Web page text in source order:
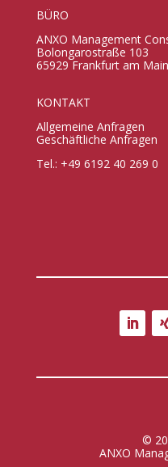
BÜRO
ANXO Management
Bolongarostraße 103
65929 Frankfurt am Main
KONTAKT
Allgemeine Anfragen
Geschäftliche Anfragen
Tel.: +49 6192 40 269 0
©
ANXO